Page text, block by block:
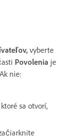
, vyberte
Povolenia je
nie:
sa otvorí,